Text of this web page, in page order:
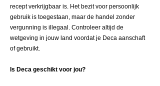
recept verkrijgbaar is. Het bezit voor persoonlijk
gebruik is toegestaan, maar de handel zonder
vergunning is illegaal. Controleer altijd de
wetgeving in jouw land voordat je Deca aanschaft
of gebruikt.
Is Deca geschikt voor jou?